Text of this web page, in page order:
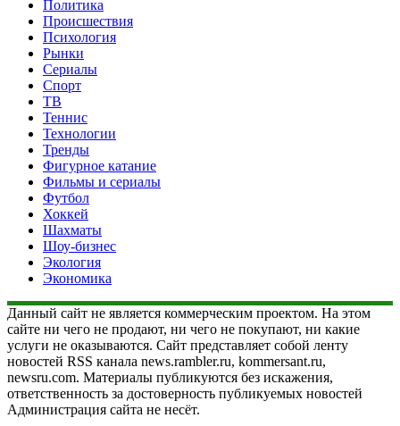
Политика
Происшествия
Психология
Рынки
Сериалы
Спорт
ТВ
Теннис
Технологии
Тренды
Фигурное катание
Фильмы и сериалы
Футбол
Хоккей
Шахматы
Шоу-бизнес
Экология
Экономика
Данный сайт не является коммерческим проектом. На этом
сайте ни чего не продают, ни чего не покупают, ни какие
услуги не оказываются. Сайт представляет собой ленту
новостей RSS канала news.rambler.ru, kommersant.ru,
newsru.com. Материалы публикуются без искажения,
ответственность за достоверность публикуемых новостей
Администрация сайта не несёт.